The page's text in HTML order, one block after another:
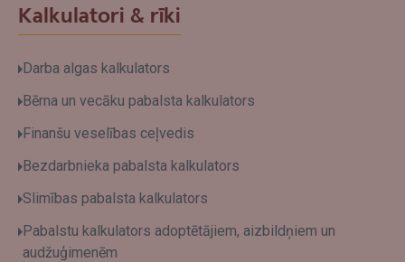
Kalkulatori & rīki
Darba algas kalkulators
Bērna un vecāku pabalsta kalkulators
Finanšu veselības ceļvedis
Bezdarbnieka pabalsta kalkulators
Slimības pabalsta kalkulators
Pabalstu kalkulators adoptētājiem, aizbildņiem un
audžuģimenēm